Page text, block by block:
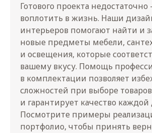
Готового проекта
воплотить в жизнь. Наши
интерьеров помогают найти и
новые предметы мебели,
и освещения, которые
вашему вкусу. Помощь
в комплектации позволяет
сложностей при выборе товаров
и гарантирует качество каждой
Посмотрите примеры
портфолио, чтобы принять